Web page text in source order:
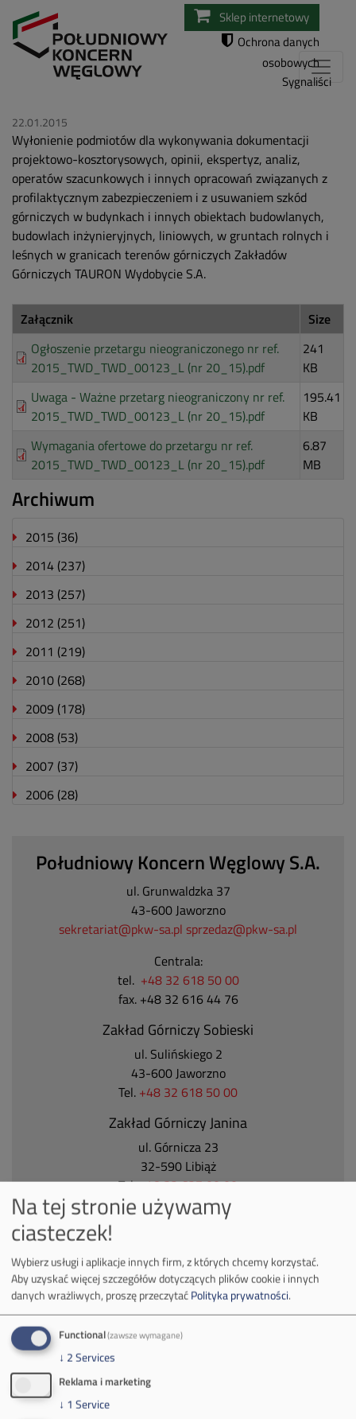
Przejdź
do
Sklep internetowy
Ochrona danych
osobowych
Sygnaliści
22.01.2015
Wyłonienie podmiotów dla wykonywania dokumentacji
projektowo-kosztorysowych, opinii, ekspertyz, analiz,
operatów szacunkowych i innych opracowań związanych z
profilaktycznym zabezpieczeniem i z usuwaniem szkód
górniczych w budynkach i innych obiektach budowlanych,
budowlach inżynieryjnych, liniowych, w gruntach rolnych i
leśnych w granicach terenów górniczych Zakładów
Górniczych TAURON Wydobycie S.A.
Załącznik
Size
Ogłoszenie przetargu nieograniczonego nr ref.
2015_TWD_TWD_00123_L (nr 20_15).pdf
241
KB
Uwaga - Ważne przetarg nieograniczony nr ref.
2015_TWD_TWD_00123_L (nr 20_15).pdf
195.41
KB
Wymagania ofertowe do przetargu nr ref.
2015_TWD_TWD_00123_L (nr 20_15).pdf
6.87
MB
Archiwum
2015 (36)
2014 (237)
2013 (257)
2012 (251)
2011 (219)
2010 (268)
2009 (178)
2008 (53)
2007 (37)
2006 (28)
Południowy Koncern Węglowy S.A.
ul. Grunwaldzka 37
43-600 Jaworzno
sekretariat@pkw-sa.pl sprzedaz@pkw-sa.pl
Centrala:
tel. +48 32 618 50 00
fax. +48 32 616 44 76
Zakład Górniczy Sobieski
ul. Sulińskiego 2
43-600 Jaworzno
Tel. +48 32 618 50 00
Zakład Górniczy Janina
ul. Górnicza 23
32-590 Libiąż
Tel.+48 32 627 00 00
Zakład Górniczy Brzeszcze
32-620 Brzeszcze
tel.+48 32 716 53 00
Kontakt dla mediów:
tel.:+48 32 618 56 02
(poniedziałek-piątek 7:00-15:00)
Na tej stronie używamy
ciasteczek!
Wybierz usługi i aplikacje innych firm, z których chcemy korzystać.
Aby uzyskać więcej szczegółów dotyczących plików cookie i innych
danych wrażliwych, proszę przeczytaćPolityka prywatności.
Functional(zawsze wymagane)
↓ 2Services
Reklama i marketing
↓ 1 Service